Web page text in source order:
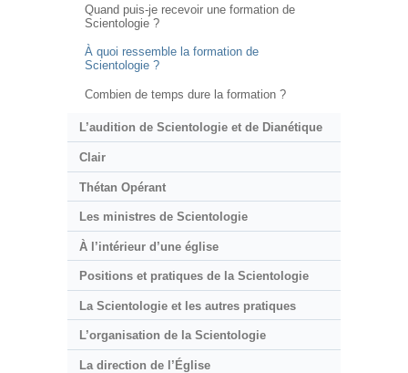
Quand puis-je recevoir une formation de
Scientologie ?
À quoi ressemble la formation de
Scientologie ?
Combien de temps dure la formation ?
L’audition de Scientologie et de Dianétique
Clair
Thétan Opérant
Les ministres de Scientologie
À l’intérieur d’une église
Positions et pratiques de la Scientologie
La Scientologie et les autres pratiques
L’organisation de la Scientologie
La direction de l’Église